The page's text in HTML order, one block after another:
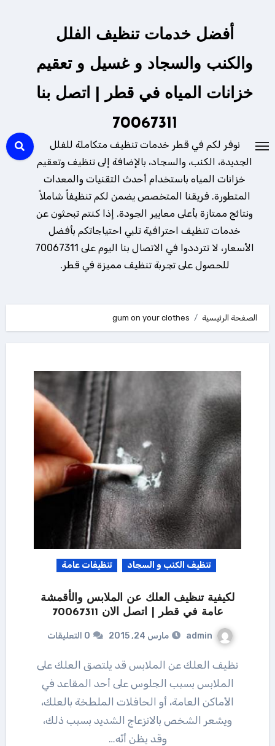
أفضل خدمات تنظيف الفلل
والكنب والسجاد و غسيل و تعقيم
خزانات المياه في قطر | اتصل بنا
70067311
نوفر لكم في قطر خدمات تنظيف متكاملة للفلل
الجديدة، الكنب، والسجاد، بالإضافة إلى تنظيف وتعقيم
خزانات المياه باستخدام أحدث التقنيات والمعدات
المتطورة. فريقنا المتخصص يضمن لكم تنظيفاً شاملاً
ونتائج ممتازة بأعلى معايير الجودة. إذا كنتم تبحثون عن
خدمات تنظيف احترافية تلبي احتياجاتكم بأفضل
الأسعار، لا تترددوا في الاتصال بنا اليوم على 70067311
للحصول على تجربة تنظيف مميزة في قطر.
الصفحة الرئيسية gum on your clothes
تنظيف الكنب و السجاد تنظيفات عامة
لكيفية تنظيف العلك عن الملابس والأقمشة
عامة في قطر | اتصل الان 70067311
admin مارس 24, 2015 0 التعليقات
نظيف العلك عن الملابس قد يلتصق العلك على
الملابس بسبب الجلوس على أحد المقاعد في
الأماكن العامة، أو الحافلات الملطخة بالعلك،
ويشعر الشخص بالانزعاج الشديد بسبب ذلك،
وقد يظن أنّه…